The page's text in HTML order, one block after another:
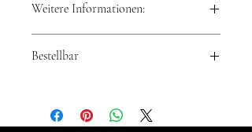
Weitere Informationen:
Handgeschnitzte Handwerkskunst
variieren
Bestellbar
Glückskatze zu bestellen